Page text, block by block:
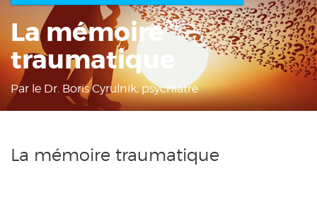
La mémoire
traumatique
Par le Dr. Boris Cyrulnik, psychiatre
La mémoire traumatique